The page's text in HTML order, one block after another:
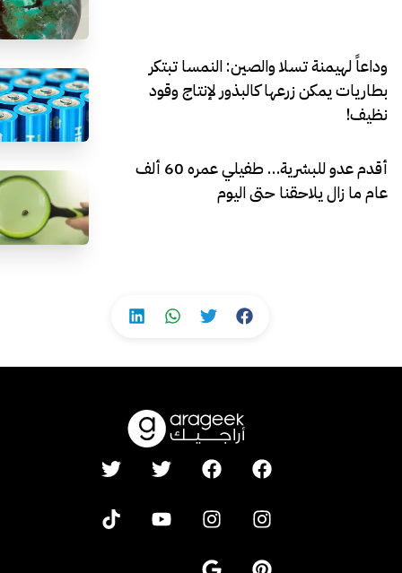
وداعاً لهيمنة تسلا والصين: النمسا تبتكر
بطاريات يمكن زرعها كالبذور لإنتاج وقود
نظيف!
أقدم عدو للبشرية… طفيلي عمره 60 ألف
عام ما زال يلاحقنا حتى اليوم